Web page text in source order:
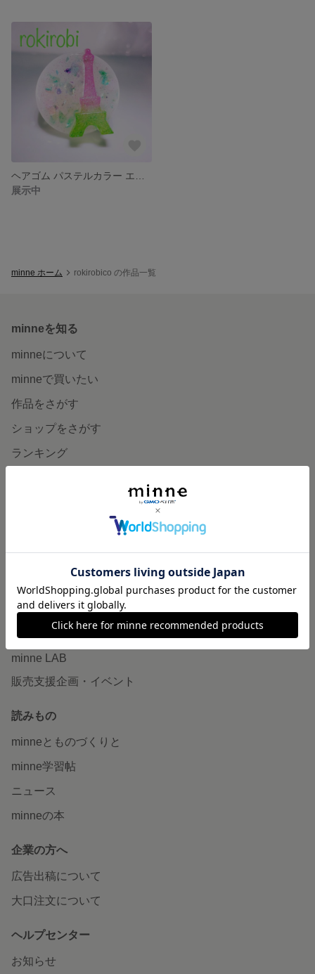
展示中
minne ホーム rokirobico の作品一覧
minneを知る
minneについて
minneで買いたい
作品をさがす
ショップをさがす
ランキング
ヴィンテージ販売
ダウンロード販売
minne PLUS
minne LAB
販売支援企画・イベント
読みもの
minneとものづくりと
minne学習帖
ニュース
minneの本
企業の方へ
広告出稿について
大口注文について
ヘルプセンター
お知らせ